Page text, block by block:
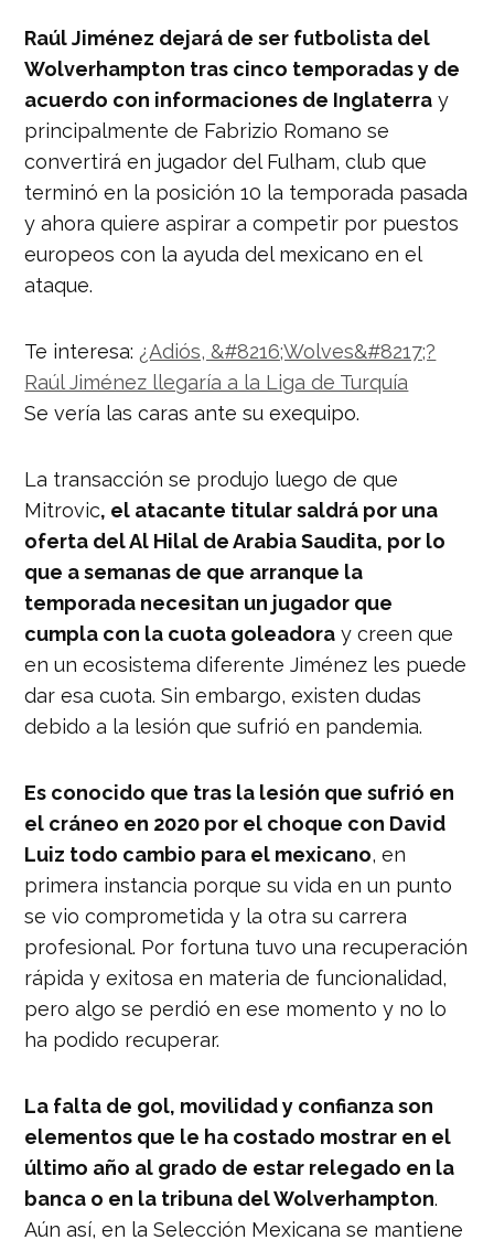
Raúl Jiménez dejará de ser futbolista del
Wolverhampton tras cinco temporadas y de
acuerdo con informaciones de Inglaterra y
principalmente de Fabrizio Romano se
convertirá en jugador del Fulham, club que
terminó en la posición 10 la temporada pasada
y ahora quiere aspirar a competir por puestos
europeos con la ayuda del mexicano en el
ataque.
Te interesa: ¿Adiós, &#8216;Wolves&#8217;?
Raúl Jiménez llegaría a la Liga de Turquía
Se vería las caras ante su exequipo.
La transacción se produjo luego de que
Mitrovic, el atacante titular saldrá por una
oferta del Al Hilal de Arabia Saudita, por lo
que a semanas de que arranque la
temporada necesitan un jugador que
cumpla con la cuota goleadora y creen que
en un ecosistema diferente Jiménez les puede
dar esa cuota. Sin embargo, existen dudas
debido a la lesión que sufrió en pandemia.
Es conocido que tras la lesión que sufrió en
el cráneo en 2020 por el choque con David
Luiz todo cambio para el mexicano, en
primera instancia porque su vida en un punto
se vio comprometida y la otra su carrera
profesional. Por fortuna tuvo una recuperación
rápida y exitosa en materia de funcionalidad,
pero algo se perdió en ese momento y no lo
ha podido recuperar.
La falta de gol, movilidad y confianza son
elementos que le ha costado mostrar en el
último año al grado de estar relegado en la
banca o en la tribuna del Wolverhampton.
Aún así, en la Selección Mexicana se mantiene